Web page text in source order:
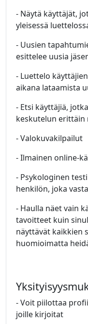
- Näytä käyttäjät,
yleisessä
- Uusien
esittelee uusia
- Luettelo
aikana lataamista
- Etsi käyttäjiä,
keskutelun erittäin
- Valokuvakilpailut
- Ilmainen online-
- Psykologinen
henkilön, joka
- Haulla näet vain
tavoitteet kuin
näyttävät kaikkien
huomioimatta
- Voit piilottaa
joille kirjoitat